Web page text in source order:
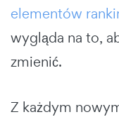
elementów
wygląda na to,
zmienić.
Z każdym